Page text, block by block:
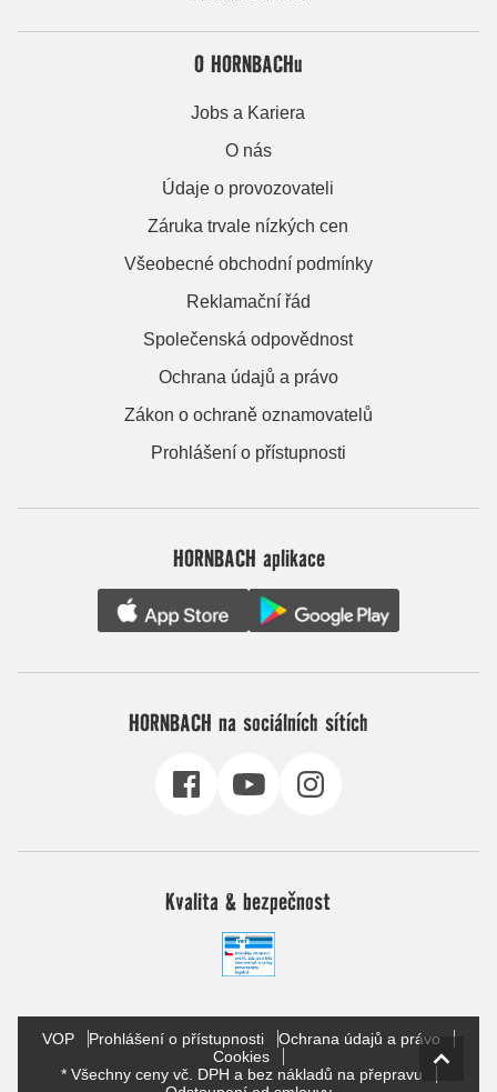
O HORNBACHu
Jobs a Kariera
O nás
Údaje o provozovateli
Záruka trvale nízkých cen
Všeobecné obchodní podmínky
Reklamační řád
Společenská odpovědnost
Ochrana údajů a právo
Zákon o ochraně oznamovatelů
Prohlášení o přístupnosti
HORNBACH aplikace
HORNBACH na sociálních sítích
Kvalita & bezpečnost
VOP Prohlášení o přístupnosti
Ochrana údajů a právo
Cookies
* Všechny ceny vč. DPH a bez nákladů na přepravu